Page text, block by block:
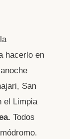
hacerlo en
San
el Limpia
Todos